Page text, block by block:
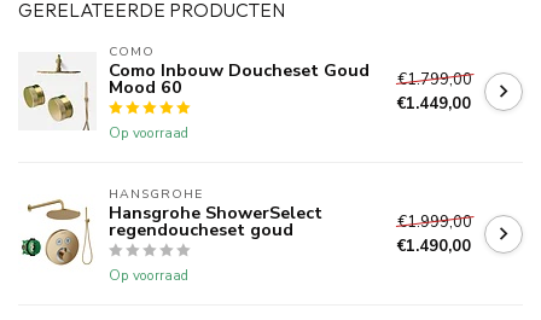
GERELATEERDE PRODUCTEN
COMO
Como Inbouw Doucheset Goud
Mood 60
Op voorraad
€1.799,00
€1.449,00
HANSGROHE
Hansgrohe ShowerSelect
regendoucheset goud
Op voorraad
€1.999,00
€1.490,00